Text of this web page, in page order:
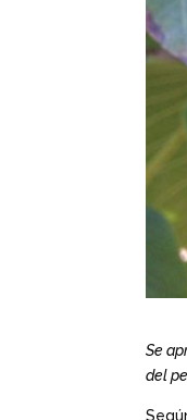
Se
del